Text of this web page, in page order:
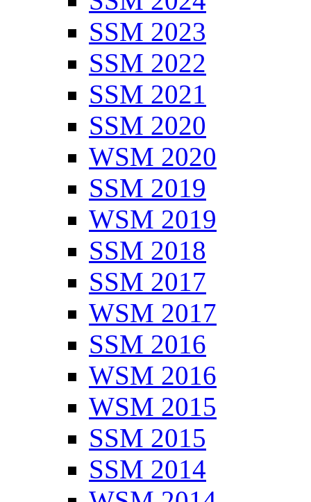
SSM 2023
SSM 2022
SSM 2021
SSM 2020
WSM 2020
SSM 2019
WSM 2019
SSM 2018
SSM 2017
WSM 2017
SSM 2016
WSM 2016
WSM 2015
SSM 2015
SSM 2014